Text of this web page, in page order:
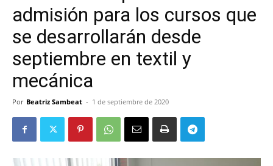
admisión para los cursos que
se desarrollarán desde
septiembre en textil y
mecánica
Por Beatriz Sambeat - 1 de septiembre de 2020